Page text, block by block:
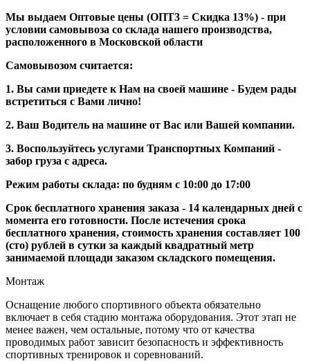
Мы выдаем Оптовые цены (ОПТ3 = Скидка 13%) - при
условии самовывоза со склада нашего производства,
расположенного в Московской области
Самовывозом считается:
1. Вы сами приедете к Нам на своей машине - Будем рады
встретиться с Вами лично!
2. Ваш Водитель на машине от Вас или Вашей компании.
3. Воспользуйтесь услугами Транспортных Компаний -
забор груза с адреса.
Режим работы склада: по будням с 10:00 до 17:00
Срок бесплатного хранения заказа - 14 календарных дней с
момента его готовности. После истечения срока
бесплатного хранения, стоимость хранения составляет 100
(сто) рублей в сутки за каждый квадратный метр
занимаемой площади заказом складского помещения.
Монтаж
Оснащение любого спортивного объекта обязательно
включает в себя стадию монтажа оборудования. Этот этап не
менее важен, чем остальные, потому что от качества
проводимых работ зависит безопасность и эффективность
спортивных тренировок и соревнований.